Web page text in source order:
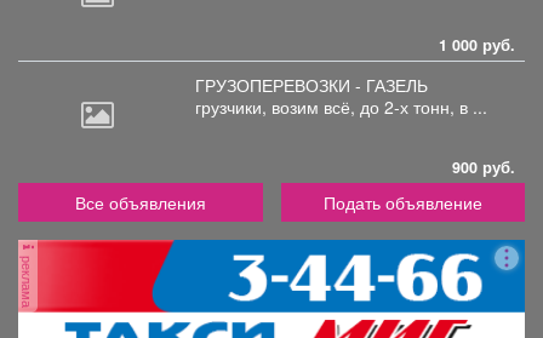
1 000 руб.
ГРУЗОПЕРЕВОЗКИ - ГАЗЕЛЬ
грузчики, возим всё, до 2-х тонн, в ...
900 руб.
Все объявления Подать объявление
реклама